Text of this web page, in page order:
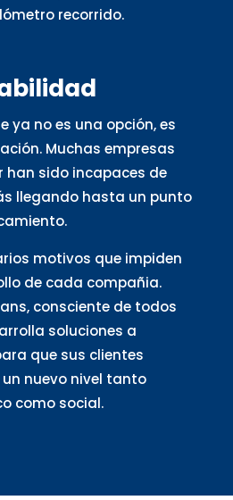
recorrido.
ya no es una opción, es
Muchas empresas
han sido incapaces de
llegando hasta un punto
motivos que impiden
de cada compañia.
consciente de todos
soluciones a
que sus clientes
nuevo nivel tanto
como social.